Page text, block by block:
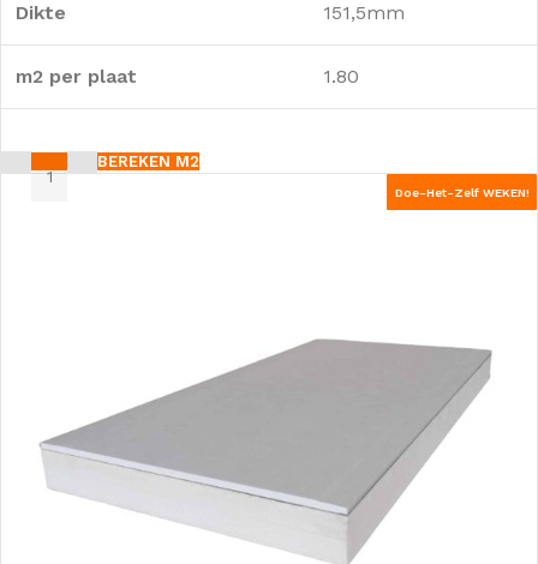
Dikte 151,5mm
m2 per plaat 1.80
BEREKEN M2
Doe-Het-Zelf WEKEN!